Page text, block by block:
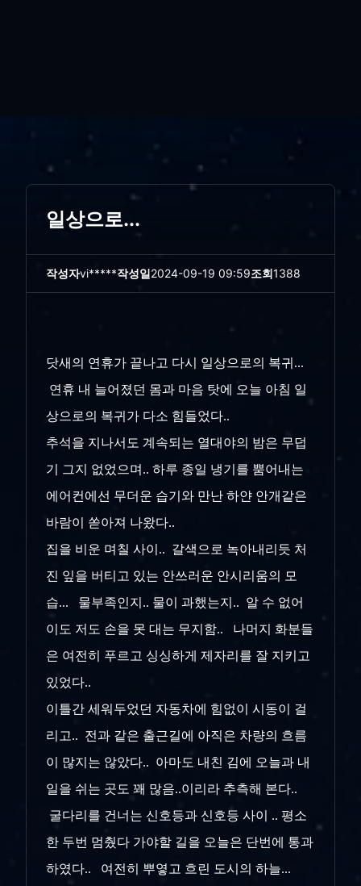
일상으로...
작성자vi*****작성일2024-09-19 09:59조회1388
닷새의 연휴가 끝나고 다시 일상으로의 복귀...
연휴 내 늘어졌던 몸과 마음 탓에 오늘 아침 일
상으로의 복귀가 다소 힘들었다..
추석을 지나서도 계속되는 열대야의 밤은 무덥
기 그지 없었으며.. 하루 종일 냉기를 뿜어내는
에어컨에선 무더운 습기와 만난 하얀 안개같은
바람이 쏟아져 나왔다..
집을 비운 며칠 사이.. 갈색으로 녹아내리듯 처
진 잎을 버티고 있는 안쓰러운 안시리움의 모
습... 물부족인지.. 물이 과했는지.. 알 수 없어
이도 저도 손을 못 대는 무지함.. 나머지 화분들
은 여전히 푸르고 싱싱하게 제자리를 잘 지키고
있었다..
이틀간 세워두었던 자동차에 힘없이 시동이 걸
리고.. 전과 같은 출근길에 아직은 차량의 흐름
이 많지는 않았다.. 아마도 내친 김에 오늘과 내
일을 쉬는 곳도 꽤 많음..이리라 추측해 본다..
굴다리를 건너는 신호등과 신호등 사이 .. 평소
한 두번 멈췄다 가야할 길을 오늘은 단번에 통과
하였다.. 여전히 뿌옇고 흐린 도시의 하늘...